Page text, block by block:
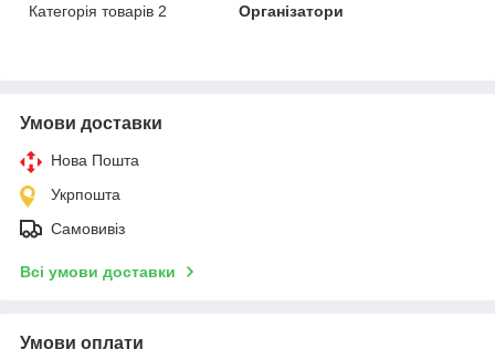
Категорія товарів 2
Організатори
Умови доставки
Нова Пошта
Укрпошта
Самовивіз
Всі умови доставки
Умови оплати